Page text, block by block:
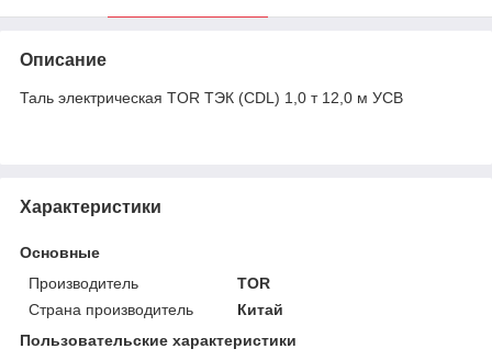
Описание
Таль электрическая TOR ТЭК (CDL) 1,0 т 12,0 м УСВ
Характеристики
Основные
Производитель
TOR
Страна производитель
Китай
Пользовательские характеристики